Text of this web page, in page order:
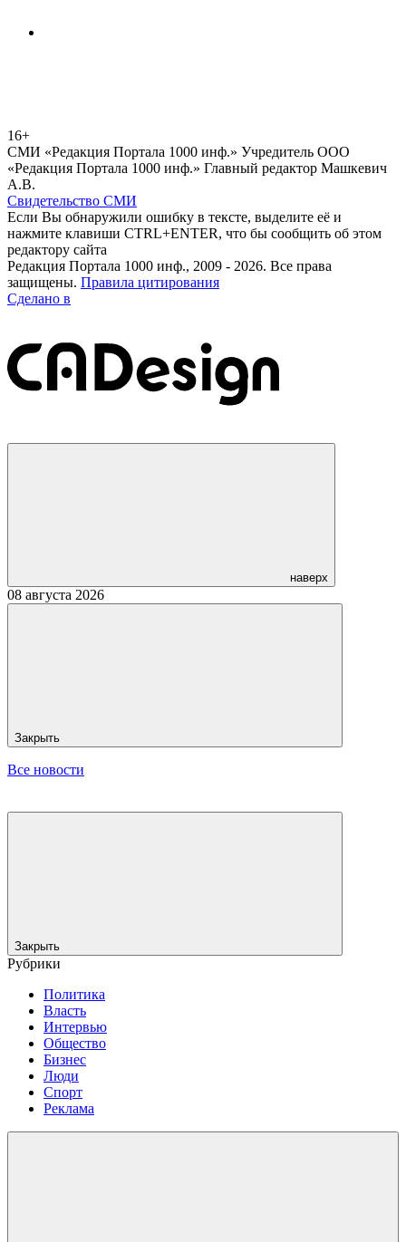
16+
СМИ «Редакция Портала 1000 инф.» Учредитель ООО
«Редакция Портала 1000 инф.» Главный редактор Машкевич
А.В.
Свидетельство СМИ
Если Вы обнаружили ошибку в тексте, выделите её и
нажмите клавиши CTRL+ENTER, что бы сообщить об этом
редактору сайта
Редакция Портала 1000 инф., 2009 - 2026. Все права
защищены. Правила цитирования
Сделано в
наверх
08 августа 2026
Закрыть
Все новости
Закрыть
Рубрики
Политика
Власть
Интервью
Общество
Бизнес
Люди
Спорт
Реклама